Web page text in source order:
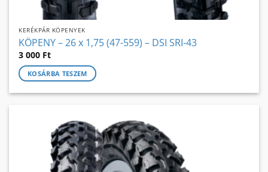
KERÉKPÁR KÖPENYEK
KÖPENY – 26 x 1,75 (47-559) – DSI SRI-43
3 000 Ft
KOSÁRBA TESZEM